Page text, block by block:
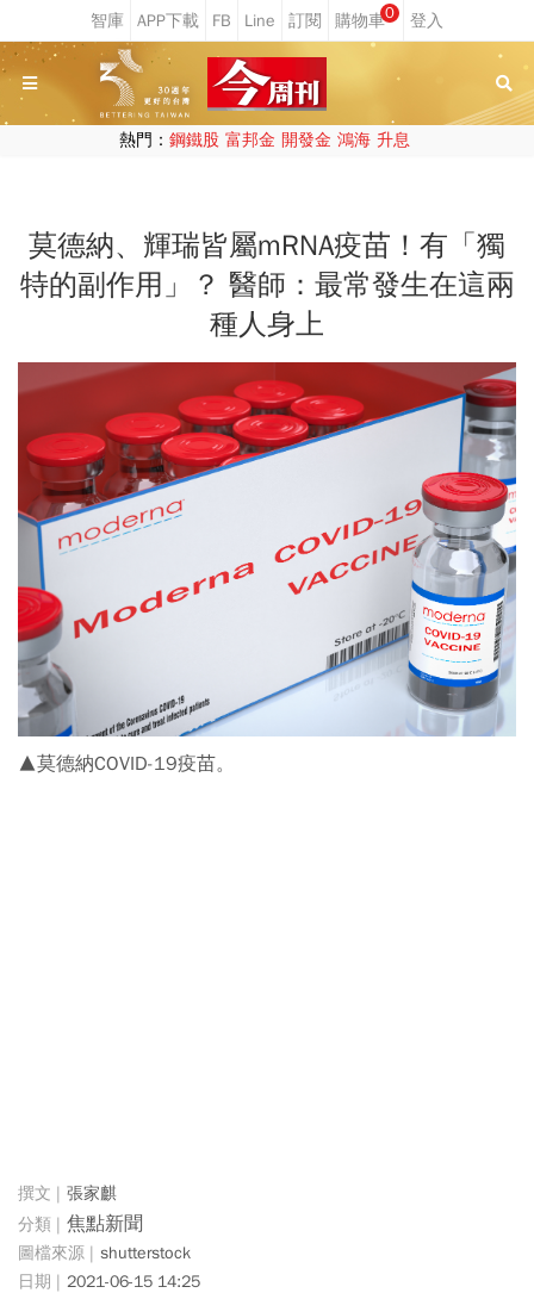
0
熱門： 鋼鐵股 富邦金 開發金 鴻海 升息
莫德納、輝瑞皆屬mRNA疫苗！有「獨
特的副作用」？ 醫師：最常發生在這兩
種人身上
▲莫德納COVID-19疫苗。
張家麒
焦點新聞
shutterstock
2021-06-15 14:25